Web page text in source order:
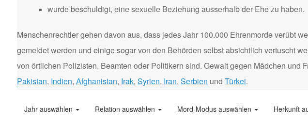
wurde beschuldigt, eine sexuelle Beziehung ausserhalb der Ehe zu haben.
Menschenrechtler gehen davon aus, dass jedes Jahr 100.000 Ehrenmorde verübt
gemeldet werden und einige sogar von den Behörden selbst absichtlich vertuscht
von örtlichen Polizisten, Beamten oder Politikern sind. Gewalt gegen Mädchen und
Pakistan, Indien, Afghanistan, Irak, Syrien, Iran, Serbien und Türkei.